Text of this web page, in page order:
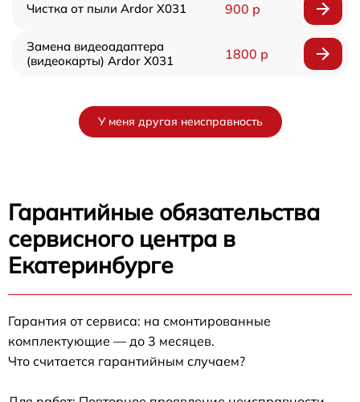
Чистка от пыли Ardor X031 900 р
Замена видеоадаптера
(видеокарты) Ardor X031
1800 р
У меня другая неисправность
Гарантийные обязательства
сервисного центра в
Екатеринбурге
Гарантия от сервиса: на смонтированные
комплектующие — до 3 месяцев.
Что считается гарантийным случаем?